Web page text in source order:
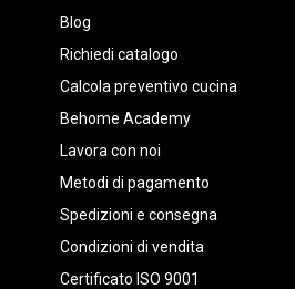
Blog
Richiedi catalogo
Calcola preventivo cucina
Behome Academy
Lavora con noi
Metodi di pagamento
Spedizioni e consegna
Condizioni di vendita
Certificato ISO 9001